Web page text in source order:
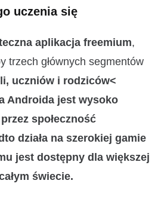
uczenia się
aplikacja freemium,
trzech głównych segmentów
uczniów i rodziców<
Androida jest wysoko
społeczność
działa na szerokiej gamie
jest dostępny dla większej
świecie.